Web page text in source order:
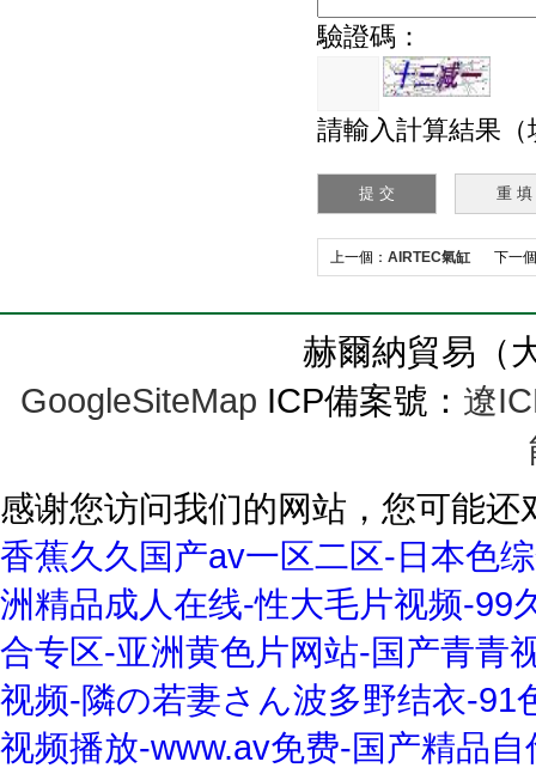
驗證碼：
請輸入計算結果
上一個： AIRTEC氣缸 下一
赫爾納貿易（
GoogleSiteMap ICP備案號： 遼
感谢您访问我们的网站，您可能还
香蕉久久国产av一区二区-日本色
洲精品成人在线-性大毛片视频-99
合专区-亚洲黄色片网站-国产青青
视频-隣の若妻さん波多野结衣-91
视频播放-www.av免费-国产精品